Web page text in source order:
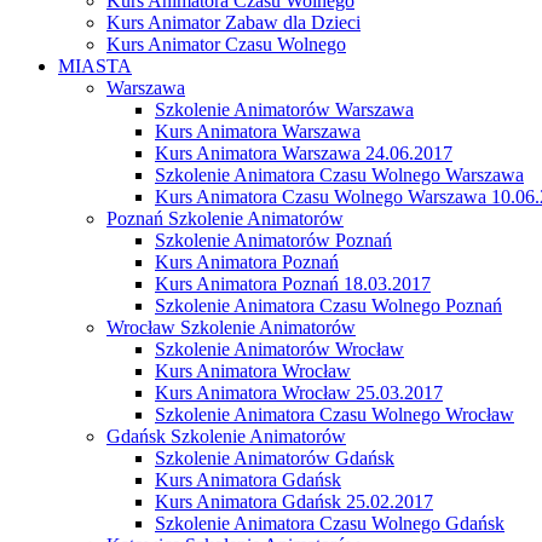
Kurs Animator Zabaw dla Dzieci
Kurs Animator Czasu Wolnego
MIASTA
Warszawa
Szkolenie Animatorów Warszawa
Kurs Animatora Warszawa
Kurs Animatora Warszawa 24.06.2017
Szkolenie Animatora Czasu Wolnego Warszawa
Kurs Animatora Czasu Wolnego Warszawa
Poznań Szkolenie Animatorów
Szkolenie Animatorów Poznań
Kurs Animatora Poznań
Kurs Animatora Poznań 18.03.2017
Szkolenie Animatora Czasu Wolnego Poznań
Wrocław Szkolenie Animatorów
Szkolenie Animatorów Wrocław
Kurs Animatora Wrocław
Kurs Animatora Wrocław 25.03.2017
Szkolenie Animatora Czasu Wolnego Wrocław
Gdańsk Szkolenie Animatorów
Szkolenie Animatorów Gdańsk
Kurs Animatora Gdańsk
Kurs Animatora Gdańsk 25.02.2017
Szkolenie Animatora Czasu Wolnego Gdańsk